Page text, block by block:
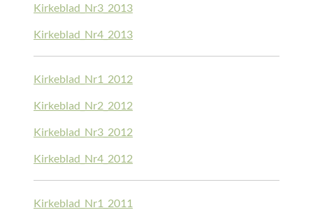
Kirkeblad_Nr3_2013
Kirkeblad_Nr4_2013
Kirkeblad_Nr1_2012
Kirkeblad_Nr2_2012
Kirkeblad_Nr3_2012
Kirkeblad_Nr4_2012
Kirkeblad_Nr1_2011